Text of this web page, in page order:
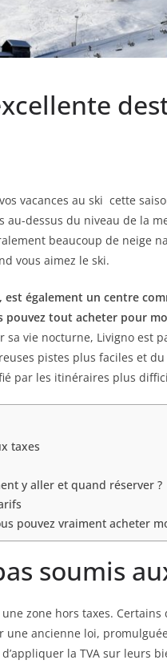
vacances au ski cette
au-dessus du niveau de la
beaucoup de neige
vous aimez le ski.
également un centre
pouvez tout acheter pour
sa vie nocturne, Livigno est
pistes plus faciles et
par les itinéraires plus
taxes
y aller et quand réserver ?
pouvez vraiment acheter
soumis
zone hors taxes.
ancienne loi,
la TVA sur leurs